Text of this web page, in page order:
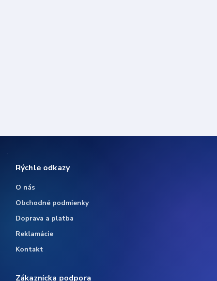
Rýchle odkazy
O nás
Obchodné podmienky
Doprava a platba
Reklamácie
Kontakt
Zákaznícka podpora